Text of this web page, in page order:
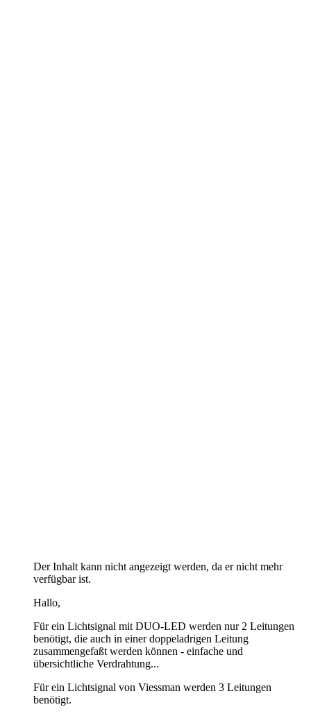
Der Inhalt kann nicht angezeigt werden, da er nicht mehr
verfügbar ist.
Hallo,
Für ein Lichtsignal mit DUO-LED werden nur 2 Leitungen
benötigt, die auch in einer doppeladrigen Leitung
zusammengefaßt werden können - einfache und
übersichtliche Verdrahtung...
Für ein Lichtsignal von Viessman werden 3 Leitungen
benötigt.